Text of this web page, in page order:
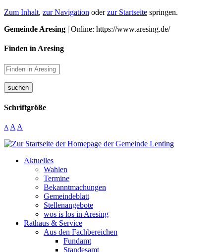
Zum Inhalt, zur Navigation oderzur Startseite springen.
Gemeinde Aresing | Online: https://www.aresing.de/
Finden in Aresing
suchen
Schriftgröße
A A A
Aktuelles
Wahlen
Termine
Bekanntmachungen
Gemeindeblatt
Stellenangebote
wos is los in Aresing
Rathaus & Service
Aus den Fachbereichen
Fundamt
Standesamt